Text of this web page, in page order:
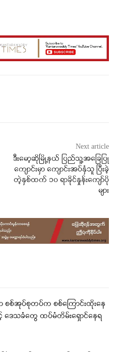
Next article
ဒီးမော့ဆိုမြို့နယ် ပြည်သူ့အခြေပြု
ကျောင်းမှာ ကျောင်းအပ်နှံသူ ပြီးခဲ့
တဲ့နှစ်ထက် ၁၀ ရာခိုင်နှုန်းကျော်ပို
များ
ာ စစ်အုပ်စုတပ်က စစ်ကြောင်းထိုးနေ
ဒေသခံတွေ ထပ်မံတိမ်းရှောင်နေရ